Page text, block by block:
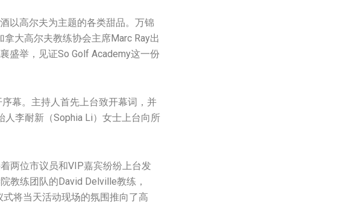
以高尔夫为主题的各类甜品。万锦
大高尔夫教练协会主席Marc Ray出
盛举，见证So Golf Academy这一份
幕。主持人首先上台致开幕词，并
李耐新（Sophia Li）女士上台向所
两位市议员和VIP嘉宾纷纷上台发
教练团队的David Delville教练，
将当天活动现场的氛围推向了高